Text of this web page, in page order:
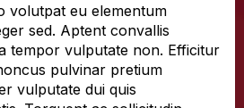
volutpat eu elementum
sed. Aptent convallis
tempor vulputate non. Efficitur
pulvinar pretium
vulputate dui quis